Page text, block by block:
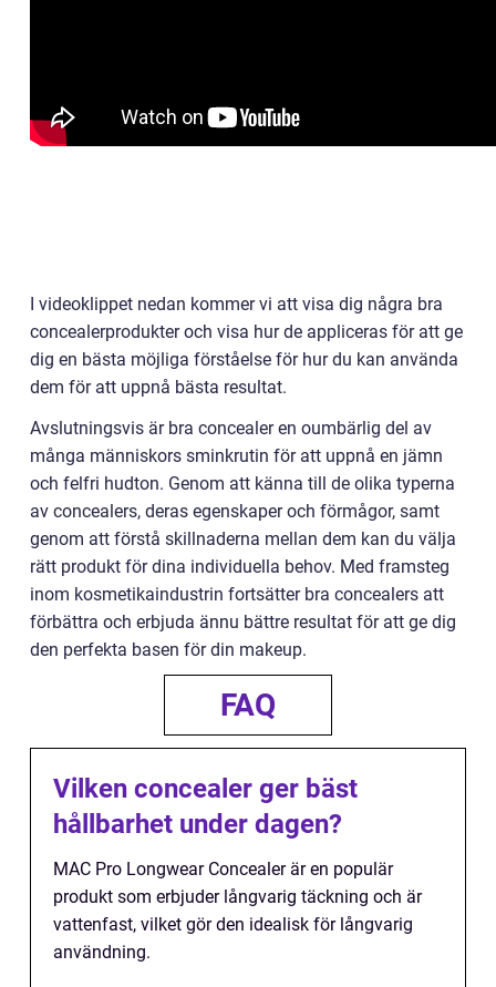
I videoklippet nedan kommer vi att visa dig några bra
concealerprodukter och visa hur de appliceras för att ge
dig en bästa möjliga förståelse för hur du kan använda
dem för att uppnå bästa resultat.
Avslutningsvis är bra concealer en oumbärlig del av
många människors sminkrutin för att uppnå en jämn
och felfri hudton. Genom att känna till de olika typerna
av concealers, deras egenskaper och förmågor, samt
genom att förstå skillnaderna mellan dem kan du välja
rätt produkt för dina individuella behov. Med framsteg
inom kosmetikaindustrin fortsätter bra concealers att
förbättra och erbjuda ännu bättre resultat för att ge dig
den perfekta basen för din makeup.
FAQ
Vilken concealer ger bäst
hållbarhet under dagen?
MAC Pro Longwear Concealer är en populär
produkt som erbjuder långvarig täckning och är
vattenfast, vilket gör den idealisk för långvarig
användning.